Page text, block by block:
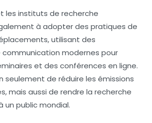
les instituts de recherche
à adopter des pratiques de
utilisant des
modernes pour
et des conférences en ligne.
seulement de réduire les émissions
mais aussi de rendre la recherche
un public mondial.